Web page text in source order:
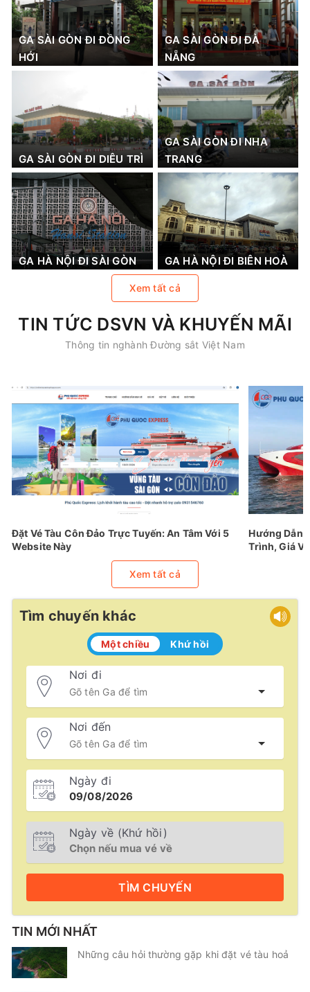
GA SÀI GÒN ĐI ĐỒNG
HỚI
GA SÀI GÒN ĐI ĐÀ
NẴNG
GA SÀI GÒN ĐI DIÊU TRÌ
GA SÀI GÒN ĐI NHA
TRANG
GA HÀ NỘI ĐI SÀI GÒN GA HÀ NỘI ĐI BIÊN HOÀ
Xem tất cả
TIN TỨC DSVN VÀ KHUYẾN MÃI
Thông tin nghành Đường sắt Việt Nam
Đặt Vé Tàu Côn Đảo Trực Tuyến: An Tâm Với 5
Website Này
Hướng Dẫn
Trình, Giá Vé
Xem tất cả
Tìm chuyến khác
Một chiều Khứ hồi
Nơi đi
Nơi đến
Ngày đi
Ngày về (Khứ hồi)
TÌM CHUYẾN
TIN MỚI NHẤT
Những câu hỏi thường gặp khi đặt vé tàu hoả